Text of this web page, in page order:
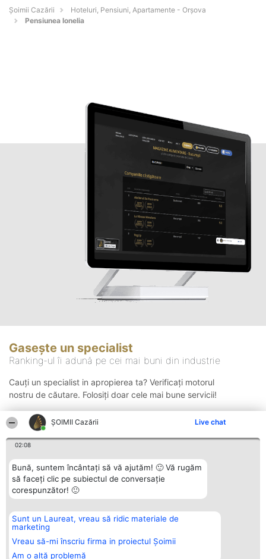
ȘOIMII Cazării Live chat
02:08
Bună, suntem încântați să vă ajutăm! 🙂 Vă rugăm
să faceți clic pe subiectul de conversație
corespunzător! 🙂
Sunt un Laureat, vreau să ridic materiale de
marketing
Vreau să-mi înscriu firma in proiectul Șoimii
Am o altă problemă
Șoimii Cazării
Hoteluri, Pensiuni, Apartamente - Orşova
Pensiunea Ionelia
Gasește un specialist
Ranking-ul îi adună pe cei mai buni din industrie
Cauți un specialist in apropierea ta? Verificați motorul
nostru de căutare. Folosiți doar cele mai bune servicii!
Organizator Ranking
BRIGHT SOLUTIONS BR SRL
Aleea Timisul De Sus 2 Bl. A30
Sc. A Et. 4 Ap. 13 Cod 061952
București
Plebiscyt
Lista Tuturor
Laureaților
Contact